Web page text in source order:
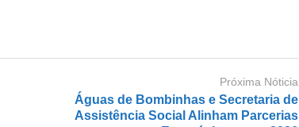
Próxima Nóticia
Águas de Bombinhas e Secretaria de
Assistência Social Alinham Parcerias